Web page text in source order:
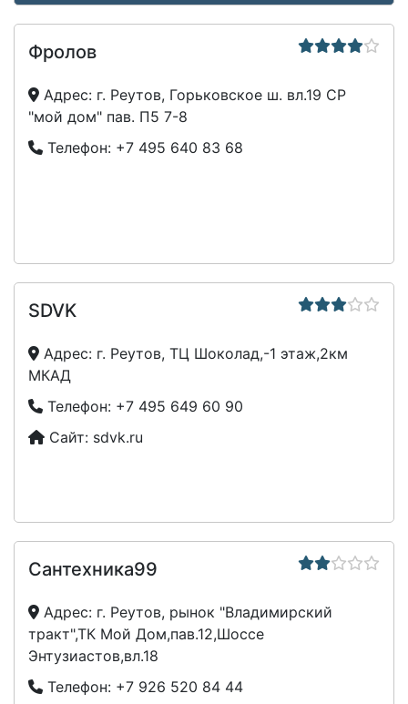
Фролов
Адрес: г. Реутов, Горьковское ш. вл.19 СР
"мой дом" пав. П5 7-8
Телефон: +7 495 640 83 68
SDVK
Адрес: г. Реутов, ТЦ Шоколад,-1 этаж,2км
МКАД
Телефон: +7 495 649 60 90
Сайт: sdvk.ru
Сантехника99
Адрес: г. Реутов, рынок "Владимирский
тракт",ТК Мой Дом,пав.12,Шоссе
Энтузиастов,вл.18
Телефон: +7 926 520 84 44